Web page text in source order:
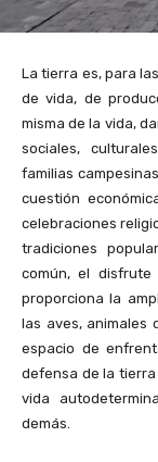
La tierra es, para
de vida, de
misma de la vida,
sociales,
familias
cuestión
celebraciones
tradiciones
común, el
proporciona la
las aves, animales
espacio de
defensa de la tierra
vida
demás.